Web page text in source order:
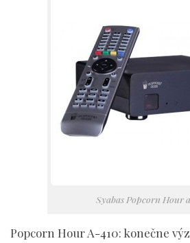
Syabas Popcorn Hour
Popcorn Hour A-410: konečne